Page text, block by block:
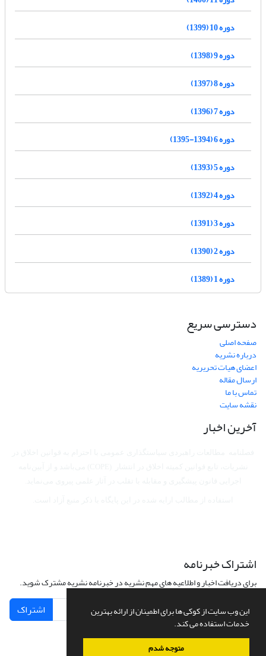
این وب سایت از کوکی ها برای اطمینان از ارائه بهترین
خدمات استفاده می کند.
متوجه شدم
دوره 10 (1399)
دوره 9 (1398)
دوره 8 (1397)
دوره 7 (1396)
دوره 6 (1394-1395)
دوره 5 (1393)
دوره 4 (1392)
دوره 3 (1391)
دوره 2 (1390)
دوره 1 (1389)
دسترسی سریع
صفحه اصلی
درباره نشریه
اعضای هیات تحریریه
ارسال مقاله
تماس با ما
نقشه سایت
آخرین اخبار
اشتراک خبرنامه
برای دریافت اخبار و اطلاعیه های مهم نشریه در خبرنامه نشریه مشترک شوید.
اشتراک